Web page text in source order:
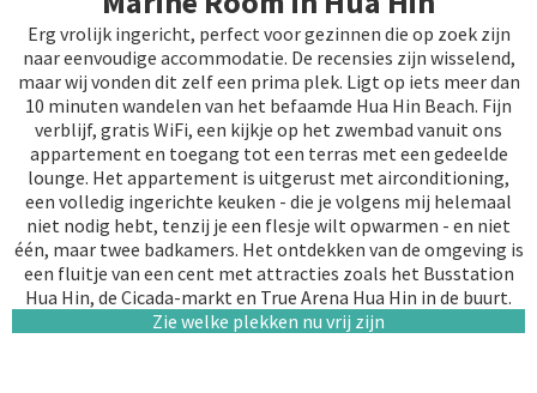
Erg vrolijk ingericht, perfect voor gezinnen die op zoek zijn
naar eenvoudige accommodatie. De recensies zijn wisselend,
maar wij vonden dit zelf een prima plek. Ligt op iets meer dan
10 minuten wandelen van het befaamde Hua Hin Beach. Fijn
verblijf, gratis WiFi, een kijkje op het zwembad vanuit ons
appartement en toegang tot een terras met een gedeelde
lounge. Het appartement is uitgerust met airconditioning,
een volledig ingerichte keuken - die je volgens mij helemaal
niet nodig hebt, tenzij je een flesje wilt opwarmen - en niet
één, maar twee badkamers. Het ontdekken van de omgeving is
een fluitje van een cent met attracties zoals het Busstation
Hua Hin, de Cicada-markt en True Arena Hua Hin in de buurt.
Zie welke plekken nu vrij zijn